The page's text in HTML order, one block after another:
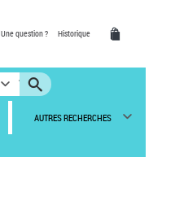
Une question ? Historique
AUTRES RECHERCHES